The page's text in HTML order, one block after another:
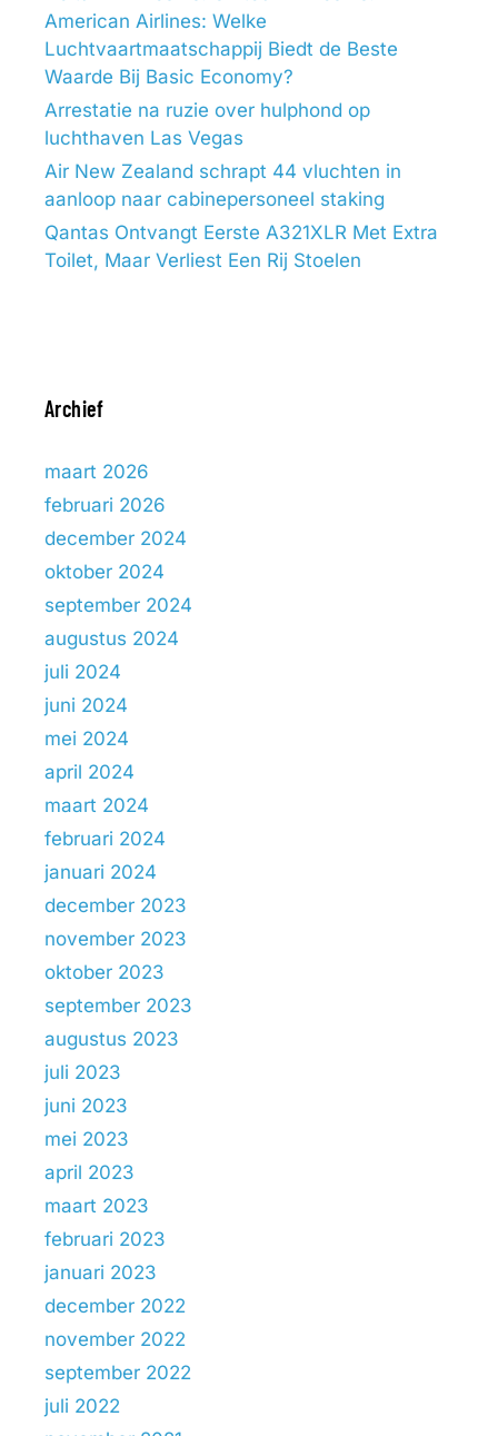
American Airlines: Welke
Luchtvaartmaatschappij Biedt de Beste
Waarde Bij Basic Economy?
Arrestatie na ruzie over hulphond op
luchthaven Las Vegas
Air New Zealand schrapt 44 vluchten in
aanloop naar cabinepersoneel staking
Qantas Ontvangt Eerste A321XLR Met Extra
Toilet, Maar Verliest Een Rij Stoelen
Archief
maart 2026
februari 2026
december 2024
oktober 2024
september 2024
augustus 2024
juli 2024
juni 2024
mei 2024
april 2024
maart 2024
februari 2024
januari 2024
december 2023
november 2023
oktober 2023
september 2023
augustus 2023
juli 2023
juni 2023
mei 2023
april 2023
maart 2023
februari 2023
januari 2023
december 2022
november 2022
september 2022
juli 2022